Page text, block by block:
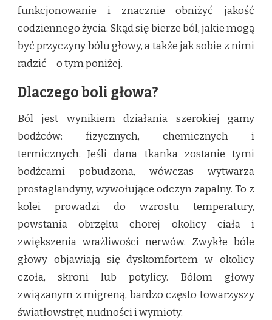
funkcjonowanie i znacznie obniżyć jakość
codziennego życia. Skąd się bierze ból, jakie mogą
być przyczyny bólu głowy, a także jak sobie z nimi
radzić – o tym poniżej.
Dlaczego boli głowa?
Ból jest wynikiem działania szerokiej gamy
bodźców: fizycznych, chemicznych i
termicznych. Jeśli dana tkanka zostanie tymi
bodźcami pobudzona, wówczas wytwarza
prostaglandyny, wywołujące odczyn zapalny. To z
kolei prowadzi do wzrostu temperatury,
powstania obrzęku chorej okolicy ciała i
zwiększenia wrażliwości nerwów. Zwykłe bóle
głowy objawiają się dyskomfortem w okolicy
czoła, skroni lub potylicy. Bólom głowy
związanym z migreną, bardzo często towarzyszy
światłowstręt, nudności i wymioty.